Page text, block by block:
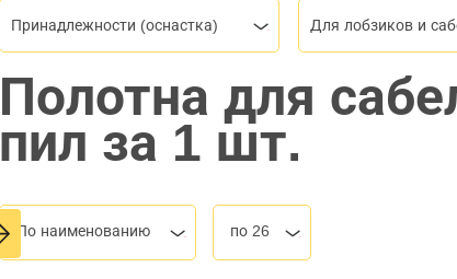
Принадлежности (оснастка) Для лобзиков и
Полотна для
пил за 1 шт.
По наименованию по 26